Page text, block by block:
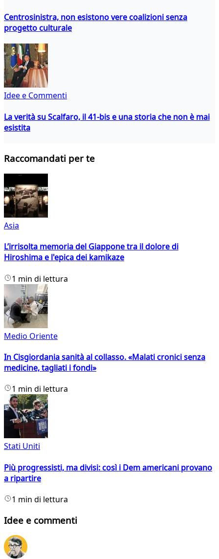
Centrosinistra, non esistono vere coalizioni senza
progetto culturale
Idee e Commenti
La verità su Scalfaro, il 41-bis e una storia che non è mai
esistita
Raccomandati per te
Asia
L’irrisolta memoria del Giappone tra il dolore di
Hiroshima e l'epica dei kamikaze
1 min di lettura
Medio Oriente
In Cisgiordania sanità al collasso. «Malati cronici senza
medicine, tagliati i fondi»
1 min di lettura
Stati Uniti
Più progressisti, ma divisi: così i Dem americani provano
a ripartire
1 min di lettura
Idee e commenti